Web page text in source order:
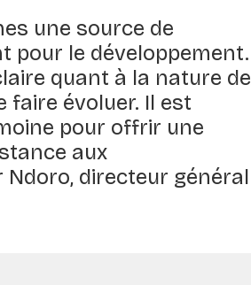
une source de
pour le développement.
quant à la nature de
faire évoluer. Il est
pour offrir une
aux
Ndoro, directeur général